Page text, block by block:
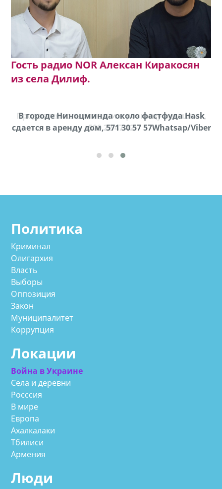
Гость радио NOR Алексан Киракосян
из села Дилиф.
Продается соль оптом и в розницу в мешках,
500 22 47 42
В городе Ниноцминда около фастфуда Hask
cдается в аренду дом, 571 30 57 57Whatsap/Viber
Политика
Криминал
Олигархия
Власть
Выборы
Оппозиция
Закон
Муниципалитет
Коррупция
Локации
Война в Украине
Села и деревни
Росссия
В мире
Европа
Ахалкалаки
Тбилиси
Армения
Люди